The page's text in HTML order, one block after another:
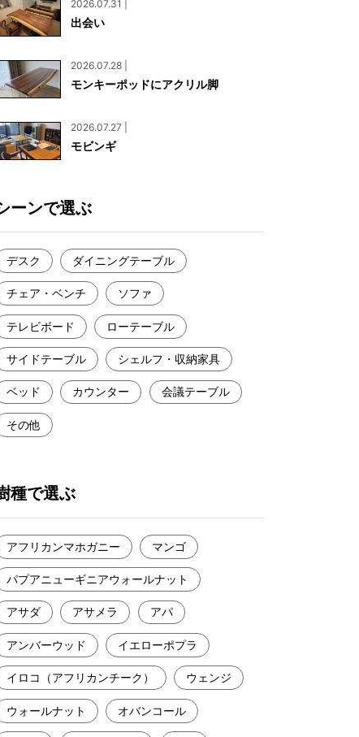
）
資料請求
工務店様・設計会社様向けお問い合わせ
一枚板買い取りに関して
2026.07.31 |
出会い
2026.07.28 |
モンキーポッドにアクリル脚
2026.07.27 |
モビンギ
ーンで選ぶ
デスク ダイニングテーブル
チェア・ベンチ ソファ
テレビボード ローテーブル
サイドテーブル シェルフ・収納家具
ベッド カウンター 会議テーブル
その他
種で選ぶ
アフリカンマホガニー マンゴ
パプアニューギニアウォールナット
アサダ アサメラ アパ
アンバーウッド イエローポプラ
イロコ（アフリカンチーク） ウェンジ
ウォールナット オバンコール